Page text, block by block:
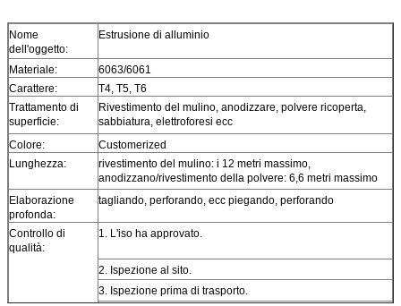
Nome
dell'oggetto:
Estrusione di alluminio
Materiale:
6063/6061
Carattere:
T4, T5, T6
Trattamento di
superficie:
Rivestimento del mulino, anodizzare, polvere ricoperta,
sabbiatura, elettroforesi ecc
Colore:
Customerized
Lunghezza:
rivestimento del mulino: i 12 metri massimo,
anodizzano/rivestimento della polvere: 6,6 metri massimo
Elaborazione
profonda:
tagliando, perforando, ecc piegando, perforando
Controllo di
qualità:
1. L'iso ha approvato.
2. Ispezione al sito.
3. Ispezione prima di trasporto.